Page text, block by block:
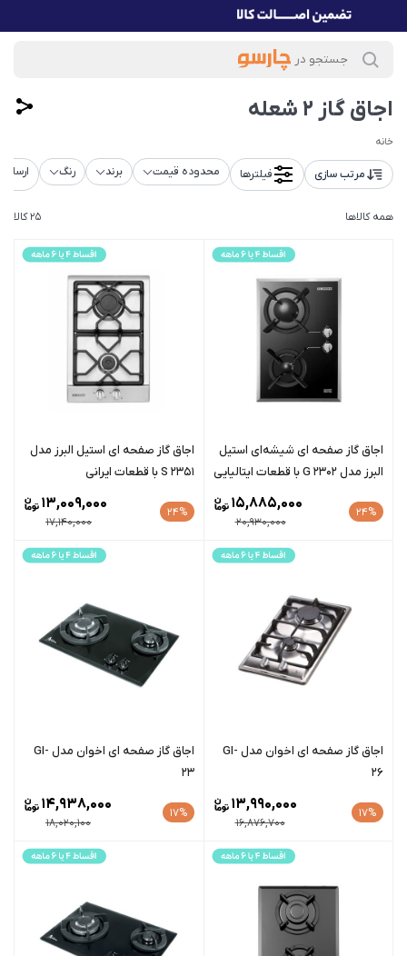
اجاق گاز 2 شعله
خانه
25 کالا همه کالاها
مرتب سازی فیلترها محدوده قیمت برند رنگ ارسال
اجاق گاز صفحه ای شیشه‌ای استیل
البرز مدل G 2302 با قطعات ایتالیایی
24%
20,930,000
15,885,000
اجاق گاز صفحه ای استیل البرز مدل
S 2351 با قطعات ایرانی
24%
17,140,000
13,009,000
اجاق گاز صفحه ای اخوان مدل GI-
26
17%
16,876,700
13,990,000
اجاق گاز صفحه ای اخوان مدل GI-
23
17%
18,020,100
14,938,000